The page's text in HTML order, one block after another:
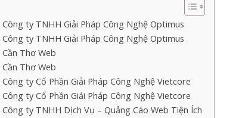
Công ty TNHH Giải Pháp Công Nghệ Optimus
Công ty TNHH Giải Pháp Công Nghệ Optimus
Cần Thơ Web
Cần Thơ Web
Công ty Cổ Phần Giải Pháp Công Nghệ Vietcore
Công ty Cổ Phần Giải Pháp Công Nghệ Vietcore
Công ty TNHH Dịch Vụ – Quảng Cáo Web Tiện Ích